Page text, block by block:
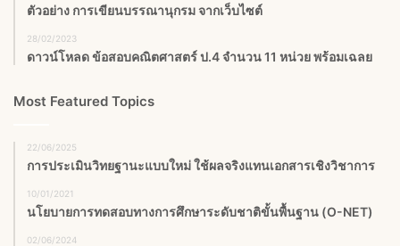
ตัวอย่าง การเขียนบรรณานุกรม จากเว็บไซต์
28/02/2023
ดาวน์โหลด ข้อสอบคณิตศาสตร์ ป.4 จำนวน 11 หน่วย พร้อมเฉลย
Most Featured Topics
22/06/2025
การประเมินวิทยฐานะแบบใหม่ ใช้ผลจริงแทนเอกสารเชิงวิชาการ
10/01/2021
นโยบายการทดสอบทางการศึกษาระดับชาติขั้นพื้นฐาน (O-NET)
02/06/2024